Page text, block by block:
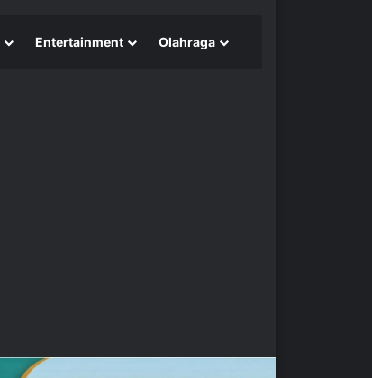
Entertainment Olahraga